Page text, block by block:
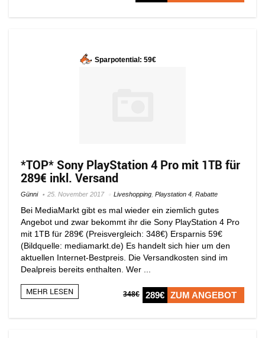
Sparpotential: 59€
*TOP* Sony PlayStation 4 Pro mit 1TB für
289€ inkl. Versand
Günni 25. November 2017 Liveshopping Playstation 4 Rabatte
Bei MediaMarkt gibt es mal wieder ein ziemlich gutes
Angebot und zwar bekommt ihr die Sony PlayStation 4 Pro
mit 1TB für 289€ (Preisvergleich: 348€) Ersparnis 59€
(Bildquelle: mediamarkt.de) Es handelt sich hier um den
aktuellen Internet-Bestpreis. Die Versandkosten sind im
Dealpreis bereits enthalten. Wer ...
MEHR LESEN 348€ 289€ ZUM ANGEBOT